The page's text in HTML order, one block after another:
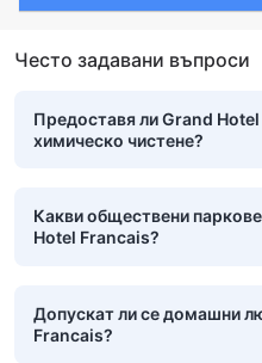
Често задавани въпроси
Предоставя ли Grand
химическо чистене?
Какви обществени
Hotel Francais?
Допускат ли се домашни
Francais?